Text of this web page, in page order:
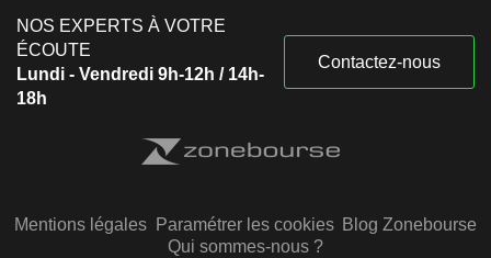
NOS EXPERTS À VOTRE
ÉCOUTE
Lundi - Vendredi 9h-12h / 14h-
18h
Contactez-nous
Mentions légales Paramétrer les cookies Blog Zonebourse
Qui sommes-nous ?